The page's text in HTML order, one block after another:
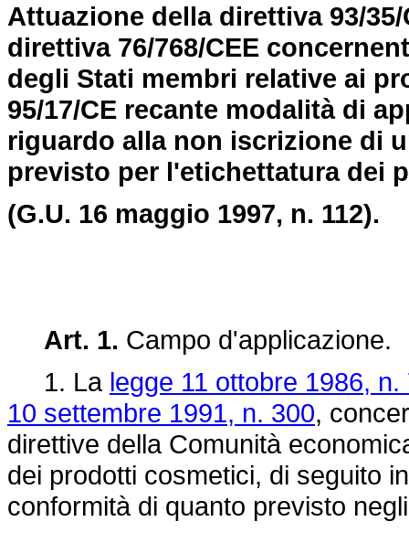
Attuazione della direttiva 93/
direttiva 76/768/CEE
degli Stati membri relative ai
95/17/CE recante modalità di
riguardo alla non iscrizione di
previsto per l'etichettatura dei
(G.U. 16 maggio 1997, n. 112).
Art. 1. Campo d'applicazione.
1. La legge 11 ottobre 1986, n.
10 settembre 1991, n. 300,
direttive della Comunità
dei prodotti cosmetici, di seguito
conformità di quanto previsto